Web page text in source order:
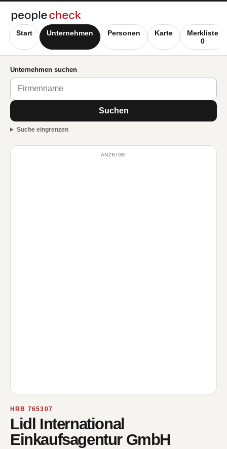
Start Unternehmen Personen Karte
Merkliste
0
Unternehmen suchen
Suchen
Suche eingrenzen
ANZEIGE
HRB 765307
Lidl International
Einkaufsagentur GmbH